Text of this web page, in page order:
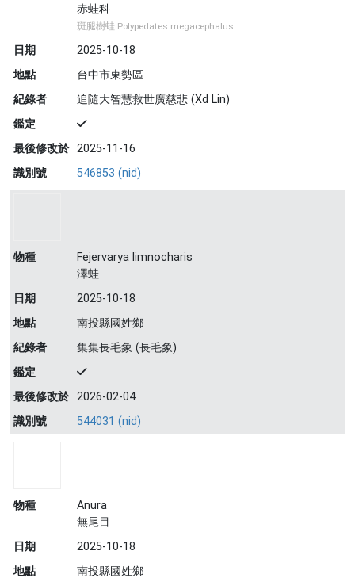
赤蛙科
斑腿樹蛙 Polypedates megacephalus
日期
2025-10-18
地點
台中市東勢區
紀錄者
追隨大智慧救世廣慈悲 (Xd Lin)
鑑定
最後修改於 2025-11-16
識別號
546853 (nid)
物種
Fejervarya limnocharis
澤蛙
日期
2025-10-18
地點
南投縣國姓鄉
紀錄者
集集長毛象 (長毛象)
鑑定
最後修改於 2026-02-04
識別號
544031 (nid)
物種
Anura
無尾目
日期
2025-10-18
地點
南投縣國姓鄉